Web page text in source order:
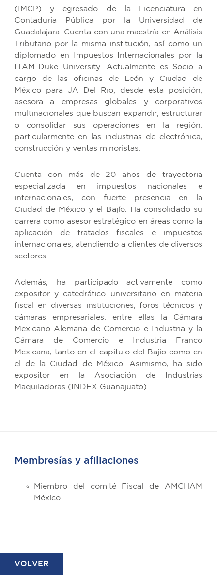
(IMCP) y egresado de la Licenciatura en
Contaduría Pública por la Universidad de
Guadalajara. Cuenta con una maestría en Análisis
Tributario por la misma institución, así como un
diplomado en Impuestos Internacionales por la
ITAM-Duke University. Actualmente es Socio a
cargo de las oficinas de León y Ciudad de
México para JA Del Río; desde esta posición,
asesora a empresas globales y corporativos
multinacionales que buscan expandir, estructurar
o consolidar sus operaciones en la región,
particularmente en las industrias de electrónica,
construcción y ventas minoristas.
Cuenta con más de 20 años de trayectoria
especializada en impuestos nacionales e
internacionales, con fuerte presencia en la
Ciudad de México y el Bajío. Ha consolidado su
carrera como asesor estratégico en áreas como la
aplicación de tratados fiscales e impuestos
internacionales, atendiendo a clientes de diversos
sectores.
Además, ha participado activamente como
expositor y catedrático universitario en materia
fiscal en diversas instituciones, foros técnicos y
cámaras empresariales, entre ellas la Cámara
Mexicano-Alemana de Comercio e Industria y la
Cámara de Comercio e Industria Franco
Mexicana, tanto en el capítulo del Bajío como en
el de la Ciudad de México. Asimismo, ha sido
expositor en la Asociación de Industrias
Maquiladoras (INDEX Guanajuato).
Membresías y afiliaciones
Miembro del comité Fiscal de AMCHAM
México.
VOLVER